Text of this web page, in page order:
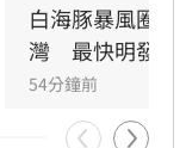
颱風期間避免
E點通隨時掌
全。
白海豚暴風圈
灣　最快明發海
54分鐘前